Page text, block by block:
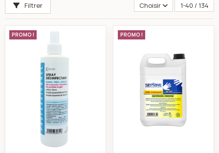
Filtrer Choisir 1-40 / 134
K-reine Spray désinfectant main et pied 1000 ml
PROMO ! PROMO !